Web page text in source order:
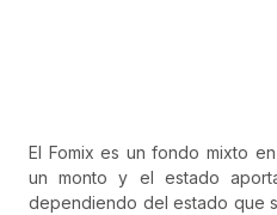
El Fomix es un fondo mixto
un monto y el estado
dependiendo del estado que